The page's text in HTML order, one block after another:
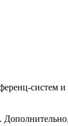
систем и